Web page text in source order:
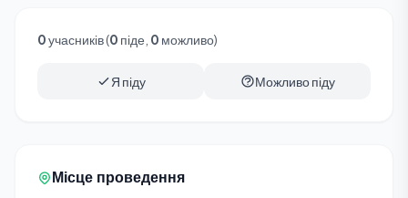
0учасників (0 піде, 0 можливо)
Я піду Можливо піду
Місце проведення